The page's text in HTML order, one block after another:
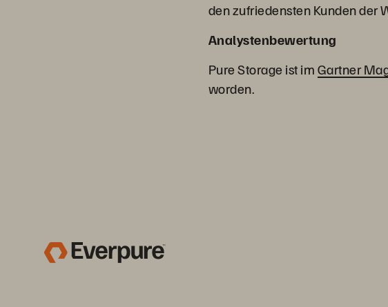
den zufriedensten Kunden der
Analystenbewertung
Pure Storage ist imGartner
worden.